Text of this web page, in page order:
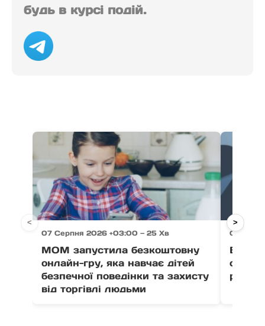
будь в курсі подій.
07 Серпня 2026 +03:00 — 25 Хв
МОМ запустила безкоштовну
онлайн-гру, яка навчає дітей
безпечної поведінки та захисту
від торгівлі людьми
07
< >